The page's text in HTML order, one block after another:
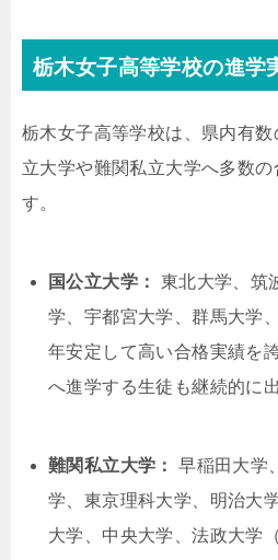
栃木女子高等学校の進学
栃木女子高等学校は、県内有
立大学や難関私立大学へ多数の
す。
国公立大学：
東北大学、筑
学、宇都宮大学、群馬大学
年安定して高い合格実績を
へ進学する生徒も継続的に
難関私立大学：
早稲田大学
学、東京理科大学、明治大
大学、中央大学、法政大学